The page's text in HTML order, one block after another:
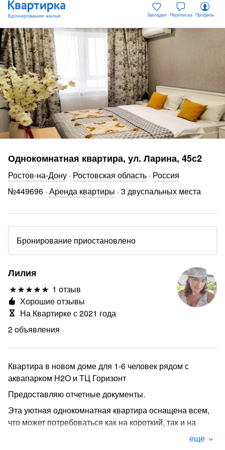
Закладки Переписка Профиль
Однокомнатная квартира, ул. Ларина, 45с2
Ростов-на-Дону · Ростовская область · Россия
№449696 · Аренда квартиры · 3 двуспальных места
Бронирование приостановлено
Лилия
1 отзыв
2 объявления
Хорошие отзывы
На Квартирке с 2021 года
Квартира в новом доме для 1-6 человек рядом с
аквапарком H2O и ТЦ Горизонт
Предоставляю отчетные документы.
Эта уютная однокомнатная квартира оснащена всем,
что может потребоваться как на короткий, так и на
более длительный срок:
еще